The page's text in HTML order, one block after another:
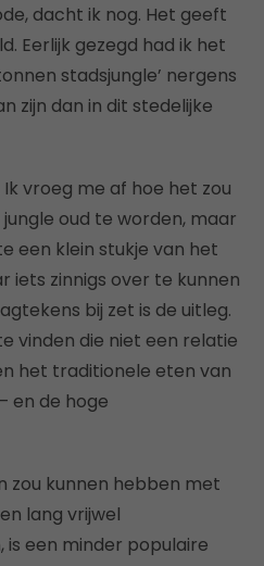
dacht ik nog. Het geeft
Eerlijk gezegd had ik het
stadsjungle’ nergens
zijn dan in dit stedelijke
vroeg me af hoe het zou
jungle oud te worden, maar
een klein stukje van het
iets zinnigs over te kunnen
bij zet is de uitleg.
vinden die niet een relatie
het traditionele eten van
en de hoge
zou kunnen hebben met
lang vrijwel
een minder populaire